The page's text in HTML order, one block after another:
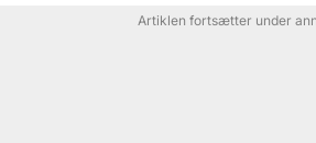
Artiklen fortsætter under